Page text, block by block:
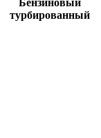
турбированный